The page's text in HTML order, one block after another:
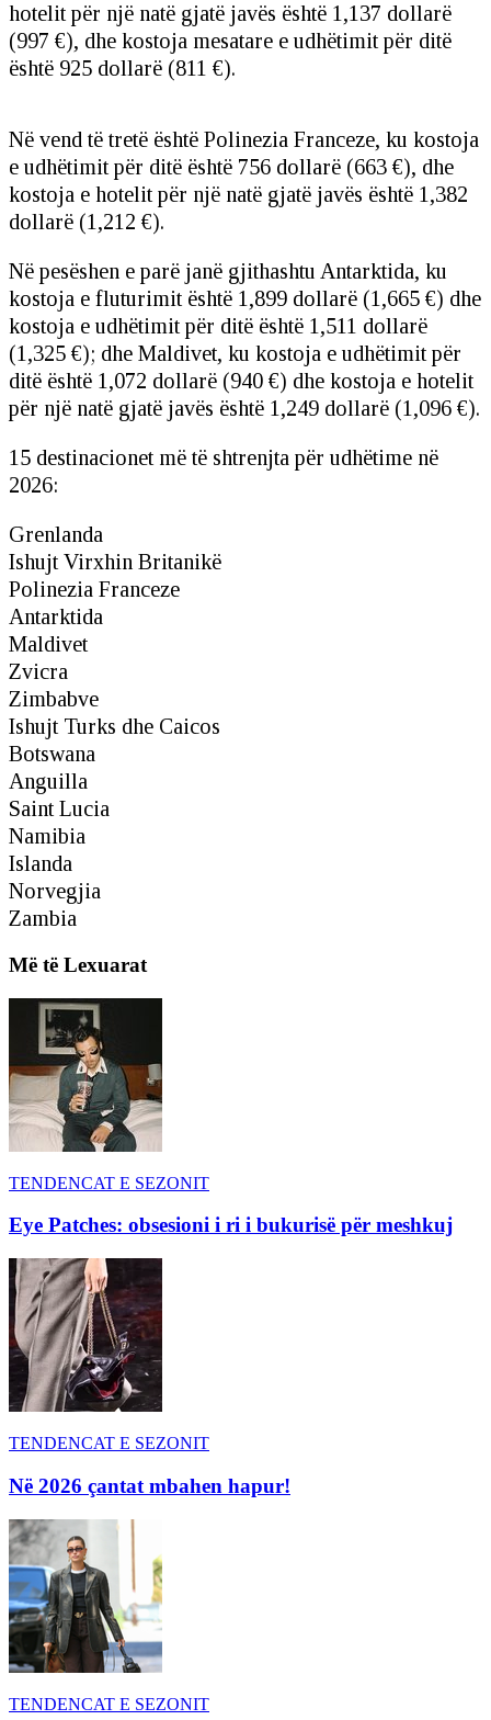
hotelit për një natë gjatë javës është 1,137 dollarë
(997 €), dhe kostoja mesatare e udhëtimit për ditë
është 925 dollarë (811 €).
Në vend të tretë është Polinezia Franceze, ku kostoja
e udhëtimit për ditë është 756 dollarë (663 €), dhe
kostoja e hotelit për një natë gjatë javës është 1,382
dollarë (1,212 €).
Në pesëshen e parë janë gjithashtu Antarktida, ku
kostoja e fluturimit është 1,899 dollarë (1,665 €) dhe
kostoja e udhëtimit për ditë është 1,511 dollarë
(1,325 €); dhe Maldivet, ku kostoja e udhëtimit për
ditë është 1,072 dollarë (940 €) dhe kostoja e hotelit
për një natë gjatë javës është 1,249 dollarë (1,096 €).
15 destinacionet më të shtrenjta për udhëtime në
2026:
Grenlanda
Ishujt Virxhin Britanikë
Polinezia Franceze
Antarktida
Maldivet
Zvicra
Zimbabve
Ishujt Turks dhe Caicos
Botswana
Anguilla
Saint Lucia
Namibia
Islanda
Norvegjia
Zambia
Më të Lexuarat
TENDENCAT E SEZONIT
Eye Patches: obsesioni i ri i bukurisë për meshkuj
TENDENCAT E SEZONIT
Në 2026 çantat mbahen hapur!
TENDENCAT E SEZONIT